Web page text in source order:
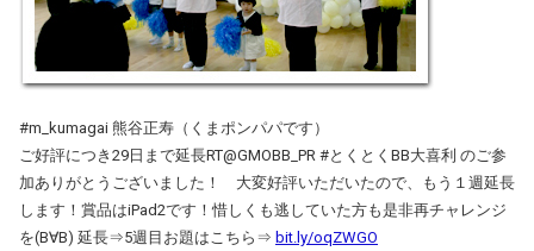
#m_kumagai 熊谷正寿（くまポンパパです）
ご好評につき29日まで延長RT@GMOBB_PR #とくとくBB大喜利 のご参
加ありがとうございました！ 大変好評いただいたので、もう１週延長
します！賞品はiPad2です！惜しくも逃していた方も是非再チャレンジ
を(B∀B) 延長⇒5週目お題はこちら⇒ bit.ly/oqZWGO